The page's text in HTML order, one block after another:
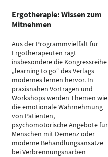
Ergotherapie: Wissen zum
Mitnehmen
Aus der Programmvielfalt für
Ergotherapeuten ragt
insbesondere die Kongressreihe
„learning to go“ des Verlags
modernes lernen hervor. In
praxisnahen Vorträgen und
Workshops werden Themen wie
die emotionale Wahrnehmung
von Patienten,
psychomotorische Angebote für
Menschen mit Demenz oder
moderne Behandlungsansätze
bei Verbrennungsnarben